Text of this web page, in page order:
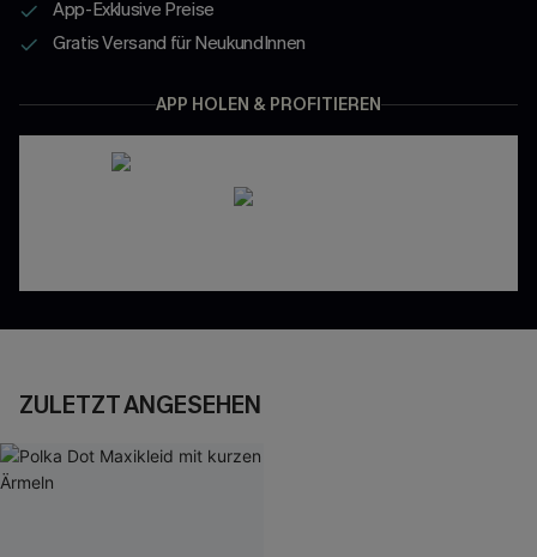
App-Exklusive Preise
Gratis Versand für NeukundInnen
APP HOLEN & PROFITIEREN
ZULETZT ANGESEHEN